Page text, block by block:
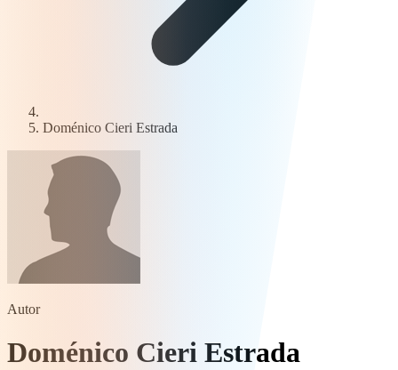
Doménico Cieri Estrada
Autor
Doménico Cieri Estrada